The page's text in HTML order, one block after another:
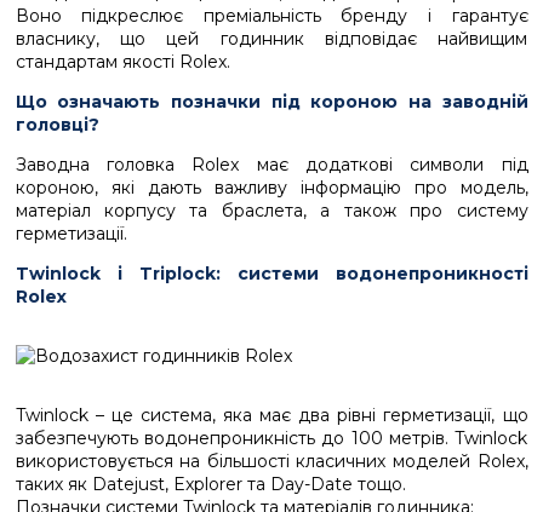
Воно підкреслює преміальність бренду і гарантує
власнику, що цей годинник відповідає найвищим
стандартам якості Rolex.
Що означають позначки під короною на заводній
головці?
Заводна головка Rolex має додаткові символи під
короною, які дають важливу інформацію про модель,
матеріал корпусу та браслета, а також про систему
герметизації.
Twinlock і Triplock: системи водонепроникності
Rolex
Twinlock – це система, яка має два рівні герметизації, що
забезпечують водонепроникність до 100 метрів. Twinlock
використовується на більшості класичних моделей Rolex,
таких як Datejust, Explorer та Day-Date тощо.
Позначки системи Twinlock та матеріалів годинника: